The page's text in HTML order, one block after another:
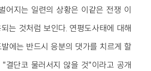
어지는 일련의 상황은 이같은 전쟁 이
는 것처럼 보인다. 연평도사태에 대해
에는 반드시 응분의 댓가를 치르게 할
결단코 물러서지 않을 것"이라고 공개